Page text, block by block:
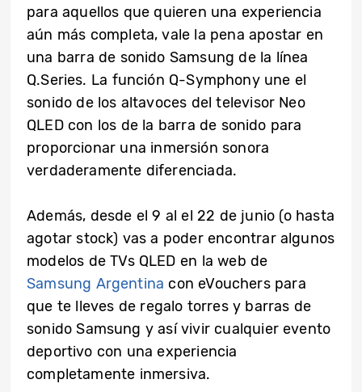
para aquellos que quieren una experiencia
aún más completa, vale la pena apostar en
una barra de sonido Samsung de la línea
Q.Series. La función Q-Symphony une el
sonido de los altavoces del televisor Neo
QLED con los de la barra de sonido para
proporcionar una inmersión sonora
verdaderamente diferenciada.
Además, desde el 9 al el 22 de junio (o hasta
agotar stock) vas a poder encontrar algunos
modelos de TVs QLED en la web de
Samsung Argentina con eVouchers para
que te lleves de regalo torres y barras de
sonido Samsung y así vivir cualquier evento
deportivo con una experiencia
completamente inmersiva.